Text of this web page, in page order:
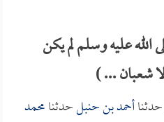
عليه وسلم لم يكن
شعبان ... )
أحمد بن حنبلحدثنامحمد